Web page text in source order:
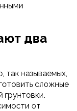
два
так называемых,
сложные
грунтовки.
от